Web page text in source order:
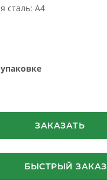
сталь: A4
ЗАКАЗАТЬ
БЫСТРЫЙ ЗАКАЗ